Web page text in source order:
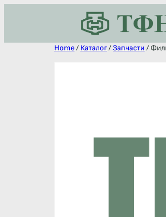
Home/ Каталог/ Запчасти /